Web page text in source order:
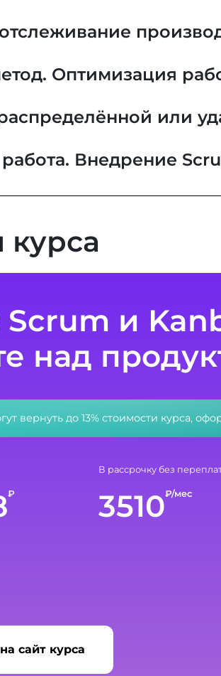
Оптимизация
или
работа. Внедрение
Scrum и
над
вернуть до 13% стоимости курса,
₽
В рассрочку без
3510₽/мес
сайт курса